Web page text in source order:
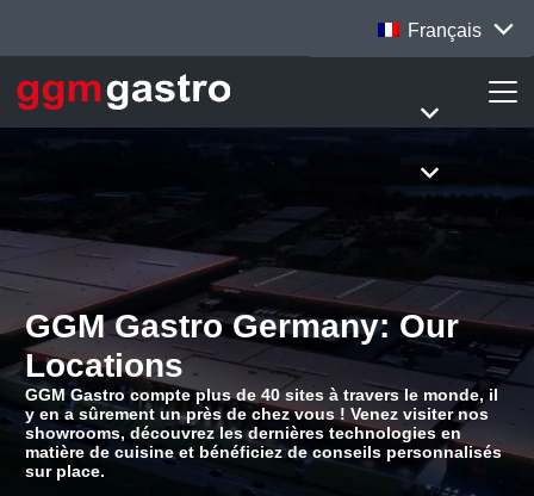
Français
GGM Gastro Germany: Our
Locations
GGM Gastro compte plus de 40 sites à travers le monde, il
y en a sûrement un près de chez vous ! Venez visiter nos
showrooms, découvrez les dernières technologies en
matière de cuisine et bénéficiez de conseils personnalisés
sur place.